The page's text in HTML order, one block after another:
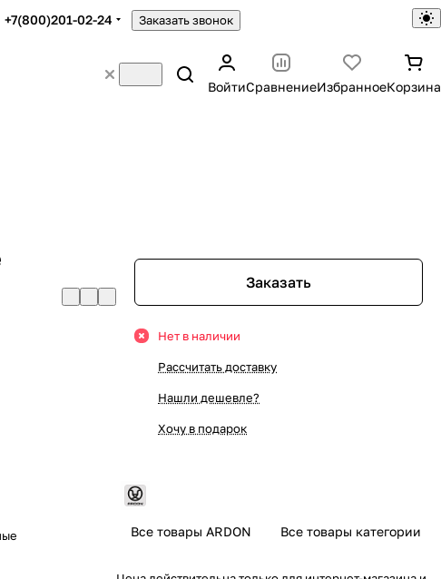
+7(800)201-02-24 Заказать звонок
ВойтиСравнениеИзбранноеКорзина
Заказать
Нет в наличии
Рассчитать доставку
Нашли дешевле?
Хочу в подарок
Все товары ARDON Все товары категории